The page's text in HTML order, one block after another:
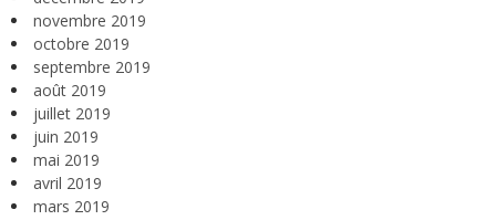
novembre 2019
octobre 2019
septembre 2019
août 2019
juillet 2019
juin 2019
mai 2019
avril 2019
mars 2019